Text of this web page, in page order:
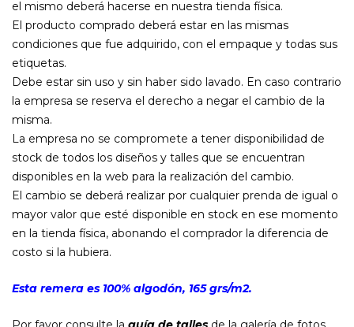
el mismo deberá hacerse en nuestra tienda física.
El producto comprado deberá estar en las mismas
condiciones que fue adquirido, con el empaque y todas sus
etiquetas.
Debe estar sin uso y sin haber sido lavado. En caso contrario
la empresa se reserva el derecho a negar el cambio de la
misma.
La empresa no se compromete a tener disponibilidad de
stock de todos los diseños y talles que se encuentran
disponibles en la web para la realización del cambio.
El cambio se deberá realizar por cualquier prenda de igual o
mayor valor que esté disponible en stock en ese momento
en la tienda física, abonando el comprador la diferencia de
costo si la hubiera.
Esta remera es 100% algodón, 165 grs/m2.